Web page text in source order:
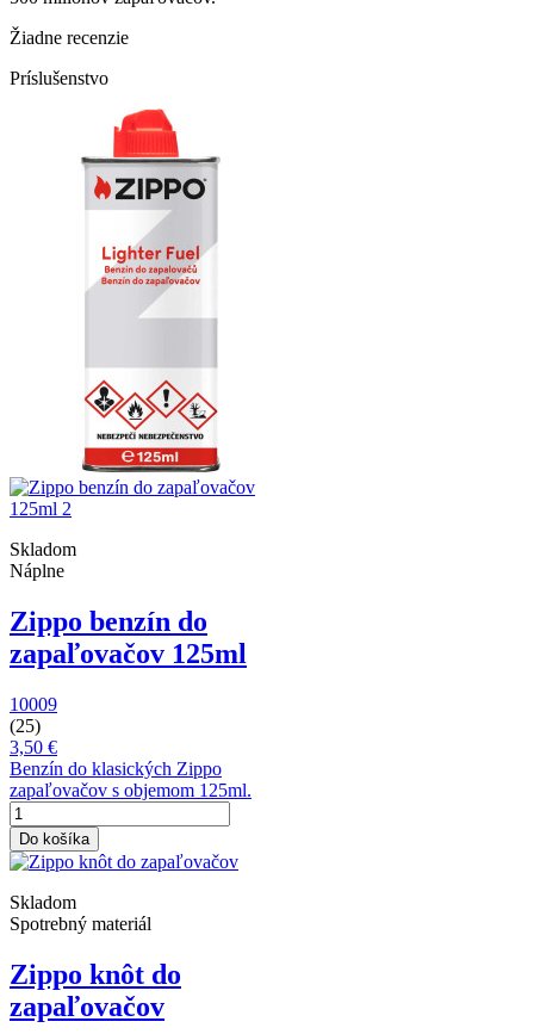
Žiadne recenzie
Príslušenstvo
Skladom
Náplne
Zippo benzín do
zapaľovačov 125ml
10009
(25)
3,50 €
Benzín do klasických Zippo
zapaľovačov s objemom 125ml.
Do košíka
Skladom
Spotrebný materiál
Zippo knôt do
zapaľovačov